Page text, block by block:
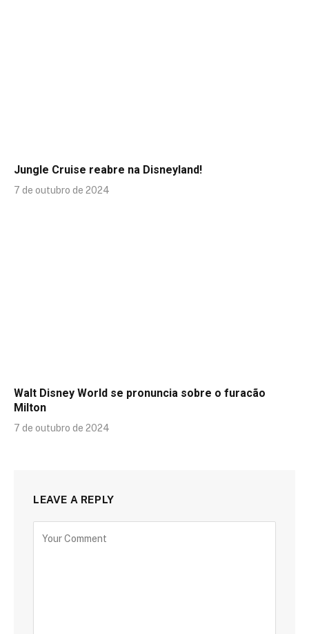
Jungle Cruise reabre na Disneyland!
7 de outubro de 2024
Walt Disney World se pronuncia sobre o furacão
Milton
7 de outubro de 2024
LEAVE A REPLY